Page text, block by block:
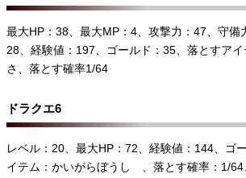
最大HP：38、最大MP：4、攻撃力：47、守備
28、経験値：197、ゴールド：35、落とすア
さ、落とす確率1/64
ドラクエ6
レベル：20、最大HP：72、経験値：144、ゴ
イテム：かいがらぼうし 、落とす確率：1/64